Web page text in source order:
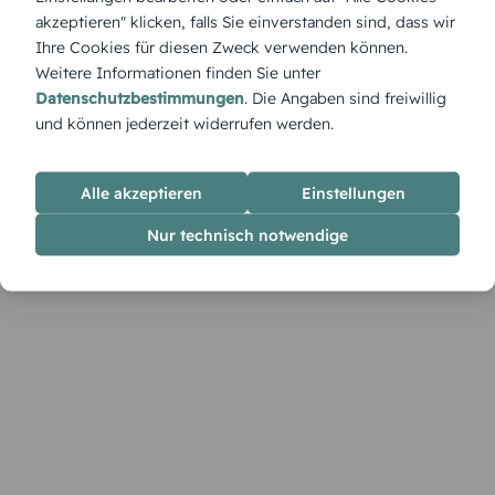
besonders herzliche Weise Danke. Ein liebevolles Design, das
Emotion und Wertschätzung perfekt verbindet.
akzeptieren" klicken, falls Sie einverstanden sind, dass wir
Ihre Cookies für diesen Zweck verwenden können.
Weitere Informationen finden Sie unter
Datenschutzbestimmungen. Die Angaben sind freiwillig
und können jederzeit widerrufen werden.
Alle akzeptieren Einstellungen
Nur technisch notwendige